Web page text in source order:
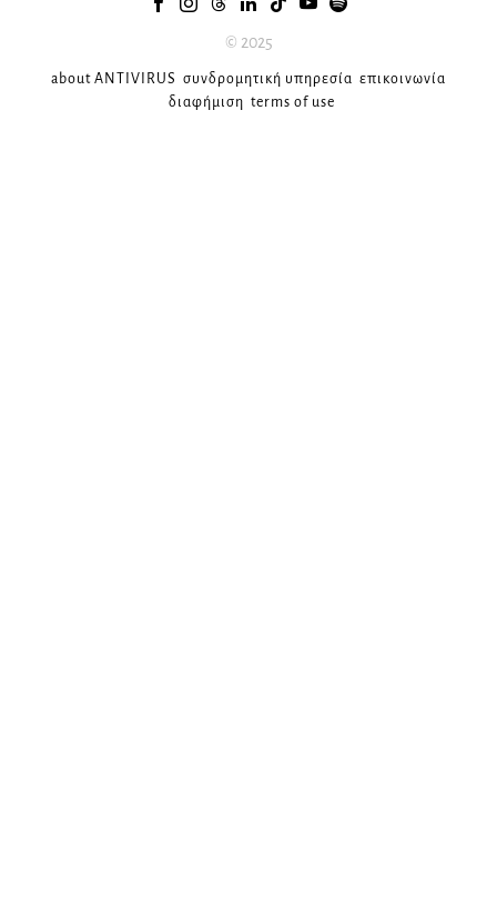
© 2025
about ANTIVIRUS συνδρομητική υπηρεσία επικοινωνία
διαφήμιση terms of use